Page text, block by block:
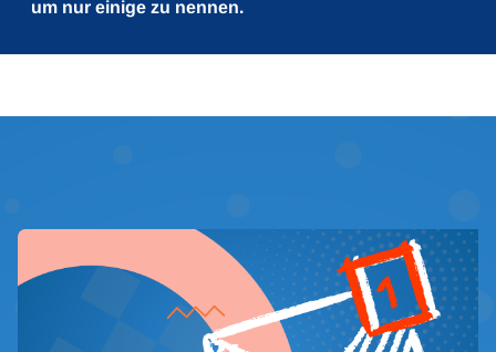
um nur einige zu nennen.